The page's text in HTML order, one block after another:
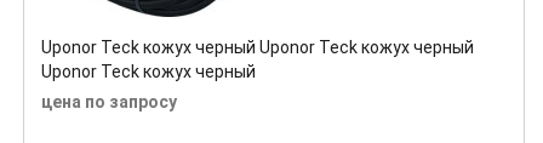
Uponor Teck кожух черный Uponor Teck кожух черный
Uponor Teck кожух черный
цена по запросу